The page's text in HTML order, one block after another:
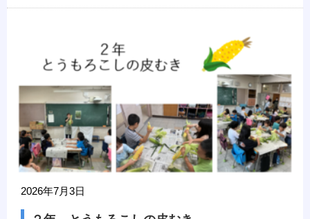
2026年7月3日